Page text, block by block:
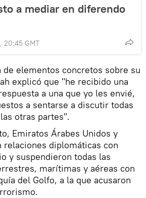
a mediar en diferendo
20:45 GMT
de elementos concretos sobre su
explicó que "he recibido una
a una que yo les envié,
a sentarse a discutir todas
otras partes".
Emiratos Árabes Unidos y
relaciones diplomáticas con
y suspendieron todas las
marítimas y aéreas con
del Golfo, a la que acusaron